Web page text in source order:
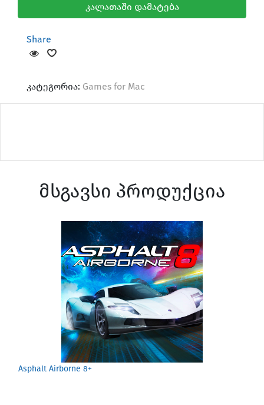
Screen Protectors
კალათაში დამატება
Share
კატეგორია: Games for Mac
მსგავსი პროდუქცია
Asphalt Airborne 8+